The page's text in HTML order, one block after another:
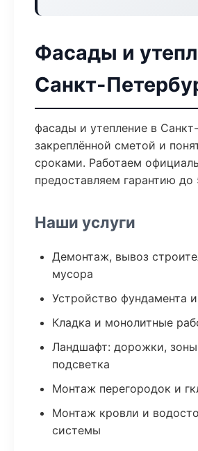
Фасады и
Санкт-
фасады и утепление в
закреплённой сметой и
сроками. Работаем
предоставляем гарантию до
Наши услуги
Демонтаж, вывоз
мусора
Устройство фундамента
Кладка и монолитные
Ландшафт: дорожки,
подсветка
Монтаж перегородок и
Монтаж кровли и
системы